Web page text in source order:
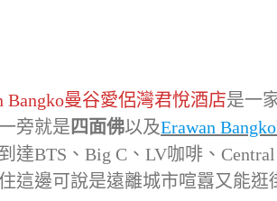
Bangko曼谷愛侶灣君悅酒店是一
旁就是 四面佛以及Erawan
達BTS、Big C、LV咖啡、
這邊可說是遠離城市喧囂又能